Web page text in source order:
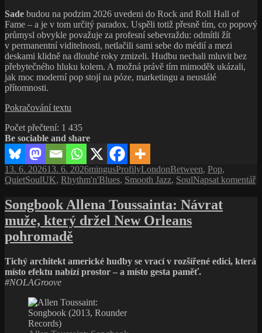
Sade budou na podzim 2026 uvedeni do Rock and Roll Hall of
Fame – a je v tom určitý paradox. Uspěli totiž přesně tím, co popový
průmysl obvykle považuje za profesní sebevraždu: odmítli žít
v permanentní viditelnosti, netlačili sami sebe do médií a mezi
deskami klidně na dlouhé roky zmizeli. Hudbu nechali mluvit bez
přebytečného hluku kolem. A možná právě tím mimoděk ukázali,
jak moc moderní pop stojí na póze, marketingu a neustálé
přítomnosti.
Pokračování textu
která
nikdy
nemusela
zvyšovat
hlas
Počet přečtení: 1 435
Be sociable and share
Publikováno:
13. 6. 202613. 6. 2026Autor:
mingusRubriky:
ProfilyŠtítky:
LondonBetween, Pop,
QuietSoulUK, Rhythm'n'Blues, Smooth Jazz, SoulNapsat komentář
Songbook Allena Toussainta: Návrat
muže, který držel New Orleans
pohromadě
Tichý architekt americké hudby se vrací v rozšířené edici, která
místo efektu nabízí prostor – a místo gesta paměť.
#NOLAGroove